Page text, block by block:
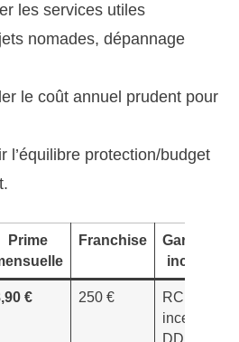
les services utiles
nomades, dépannage
le coût annuel prudent pour
l’équilibre protection/budget
Prime
Franchise
Garanties
incluses
€ 250 €
RC,
incendie,